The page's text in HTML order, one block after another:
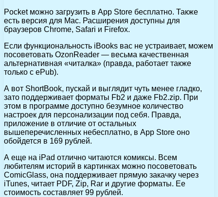
Pocket можно загрузить в App Store бесплатно. Также
есть версия для Mac. Расширения доступны для
браузеров Chrome, Safari и Firefox.
Если функциональность iBooks вас не устраивает, можем
посоветовать OzonReader — весьма качественная
альтернативная «читалка» (правда, работает также
только с ePub).
А вот ShortBook, пускай и выглядит чуть менее гладко,
зато поддерживает форматы Fb2 и даже Fb2.zip. При
этом в программе доступно безумное количество
настроек для персонализации под себя. Правда,
приложение в отличие от остальных
вышеперечисленных небесплатно, в App Store оно
обойдется в 169 рублей.
А еще на iPad отлично читаются комиксы. Всем
любителям историй в картинках можно посоветовать
ComicGlass, она поддерживает прямую закачку через
iTunes, читает PDF, Zip, Rar и другие форматы. Ее
стоимость составляет 99 рублей.